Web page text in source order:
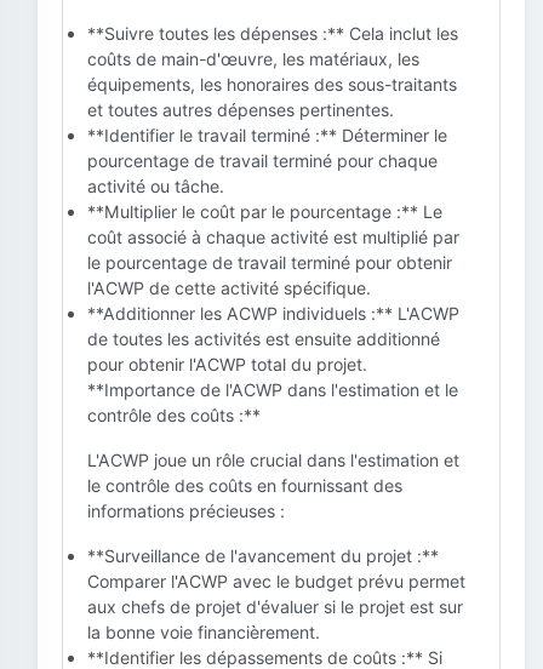
**Suivre toutes les dépenses :** Cela inclut les
coûts de main-d'œuvre, les matériaux, les
équipements, les honoraires des sous-traitants
et toutes autres dépenses pertinentes.
**Identifier le travail terminé :** Déterminer le
pourcentage de travail terminé pour chaque
activité ou tâche.
**Multiplier le coût par le pourcentage :** Le
coût associé à chaque activité est multiplié par
le pourcentage de travail terminé pour obtenir
l'ACWP de cette activité spécifique.
**Additionner les ACWP individuels :** L'ACWP
de toutes les activités est ensuite additionné
pour obtenir l'ACWP total du projet.
**Importance de l'ACWP dans l'estimation et le
contrôle des coûts :**
L'ACWP joue un rôle crucial dans l'estimation et
le contrôle des coûts en fournissant des
informations précieuses :
**Surveillance de l'avancement du projet :**
Comparer l'ACWP avec le budget prévu permet
aux chefs de projet d'évaluer si le projet est sur
la bonne voie financièrement.
**Identifier les dépassements de coûts :** Si